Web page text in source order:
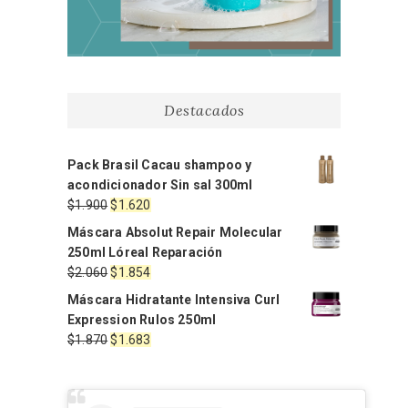
Destacados
Pack Brasil Cacau shampoo y
acondicionador Sin sal 300ml
$1.900El
precio
original
era:
$1.900.
$1.620
precio
actual
es:
$1.620.
Máscara Absolut Repair Molecular
250ml Lóreal Reparación
$2.060El
precio
original
era:
$2.060.
$1.854El
actual
es:
$1.854.
Máscara Hidratante Intensiva Curl
Expression Rulos 250ml
$1.870El
$1.683